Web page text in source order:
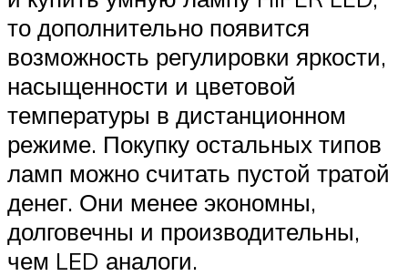
то дополнительно появится
возможность регулировки яркости,
насыщенности и цветовой
температуры в дистанционном
режиме. Покупку остальных типов
ламп можно считать пустой тратой
денег. Они менее экономны,
долговечны и производительны,
чем LED аналоги.